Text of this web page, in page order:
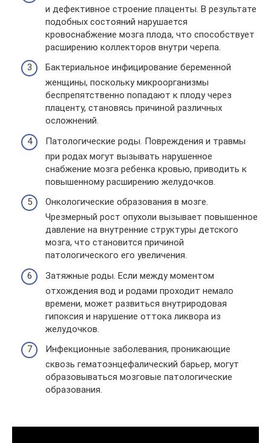
и дефективное строение плаценты. В результате
подобных состояний нарушается
кровоснабжение мозга плода, что способствует
расширению коллекторов внутри черепа.
Бактериальное инфицирование беременной
женщины, поскольку микроорганизмы
беспрепятственно попадают к плоду через
плаценту, становясь причиной различных
осложнений.
Патологические роды. Повреждения и травмы
при родах могут вызывать нарушенное
снабжение мозга ребенка кровью, приводить к
повышенному расширению желудочков.
Онкологические образования в мозге.
Чрезмерный рост опухоли вызывает повышенное
давление на внутренние структуры детского
мозга, что становится причиной
патологического его увеличения.
Затяжные роды. Если между моментом
отхождения вод и родами проходит немало
времени, может развиться внутриродовая
гипоксия и нарушение оттока ликвора из
желудочков.
Инфекционные заболевания, проникающие
сквозь гематоэнцефалический барьер, могут
образовываться мозговые патологические
образования.